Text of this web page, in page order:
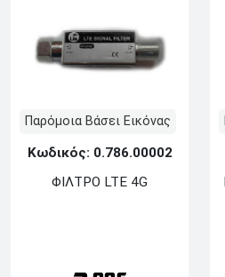
Παρόμοια Βάσει Εικόνας
Κωδικός: 0.786.00002
ΦΙΛΤΡΟ LTE 4G